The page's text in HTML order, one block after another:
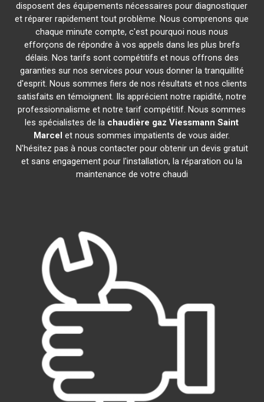
disposent des équipements nécessaires pour diagnostiquer
et réparer rapidement tout problème. Nous comprenons que
chaque minute compte, c'est pourquoi nous nous
efforçons de répondre à vos appels dans les plus brefs
délais. Nos tarifs sont compétitifs et nous offrons des
garanties sur nos services pour vous donner la tranquillité
d'esprit. Nous sommes fiers de nos résultats et nos clients
satisfaits en témoignent. Ils apprécient notre rapidité, notre
professionnalisme et notre tarif compétitif. Nous sommes
les spécialistes de la chaudière gaz Viessmann Saint
Marcel et nous sommes impatients de vous aider.
N'hésitez pas à nous contacter pour obtenir un devis gratuit
et sans engagement pour l'installation, la réparation ou la
maintenance de votre chaudi